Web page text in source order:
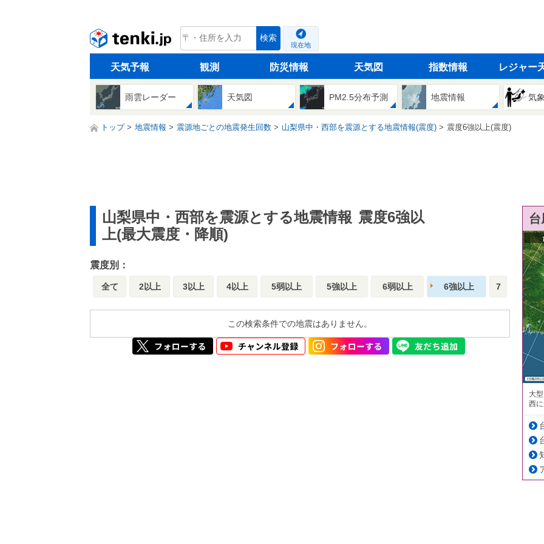
tenki.jp 検索
現在地
天気予報 観測 防災情報 天気図 指数情報 レジャー
雨雲レーダー 天気図 PM2.5分布予測 地震情報 気
トップ 地震情報 震源地ごとの地震発生回数 山梨県中・西部を震源とする地震情報(震度) 震度6強以上(震度)
山梨県中・西部を震源とする地震情報 震度6強以
上(最大震度・降順)
震度別：
全て 2以上 3以上 4以上 5弱以上 5強以上 6弱以上 6強以上 7
この検索条件での地震はありません。
大
西